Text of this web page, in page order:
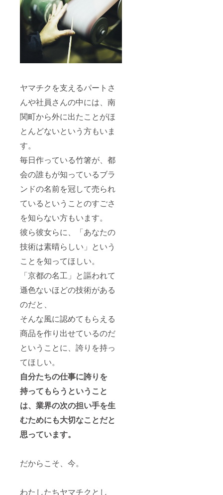
ヤマチクを支えるパートさ
んや社員さんの中には、南
関町から外に出たことがほ
とんどないという方もいま
す。
毎日作っている竹箸が、都
会の誰もが知っているブラ
ンドの名前を冠して売られ
ているということのすごさ
を知らない方もいます。
彼ら彼女らに、「あなたの
技術は素晴らしい」という
ことを知ってほしい。
「京都の名工」と謳われて
遜色ないほどの技術がある
のだと、
そんな風に認めてもらえる
商品を作り出せているのだ
ということに、誇りを持っ
てほしい。
自分たちの仕事に誇りを
持ってもらうということ
は、業界の次の担い手を生
むためにも大切なことだと
思っています。
だからこそ、今。
わたしたちヤマチクとし